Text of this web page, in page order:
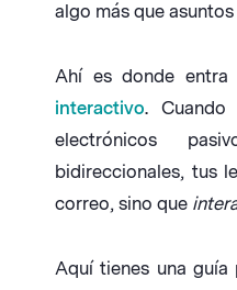
algo más que
Ahí es donde entra
interactivo. Cuando
electrónicos
bidireccionales, tus
correo, sino que
Aquí tienes una guía